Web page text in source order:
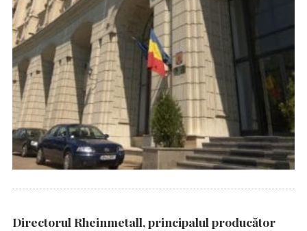
Directorul Rheinmetall, principalul producător